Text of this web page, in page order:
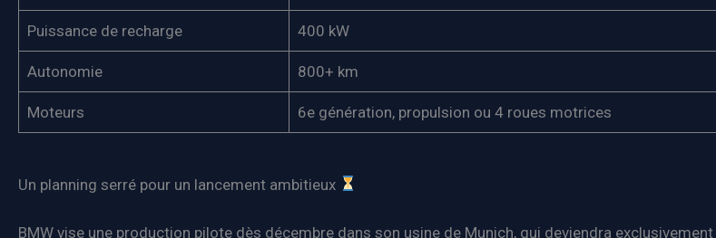
Puissance de recharge 400 kW
Autonomie 800+ km
Moteurs 6e génération, propulsion ou 4 roues motrices
Un planning serré pour un lancement ambitieux
BMW vise une production pilote dès décembre dans son usine de Munich, qui deviendra